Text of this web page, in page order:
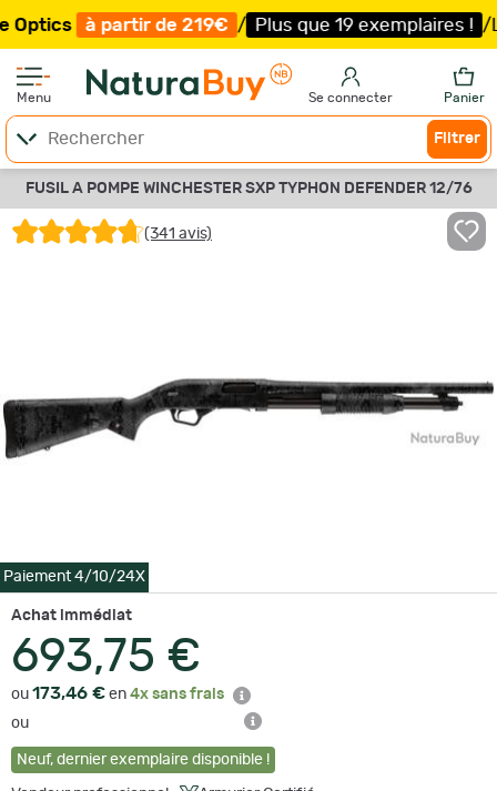
partir de 219€ / Plus que 19 exemplaires ! /Livraison
Menu Se connecter Panier
Filtrer
FUSIL A POMPE WINCHESTER SXP TYPHON DEFENDER 12/76
(341 avis)
Paiement 4/10/24X
Achat immédiat
693,75 €
ou 173,46 € en 4x sans frais
ou
Neuf, dernier exemplaire disponible !